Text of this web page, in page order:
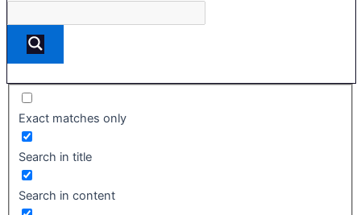
Exact matches only
Search in title
Search in content